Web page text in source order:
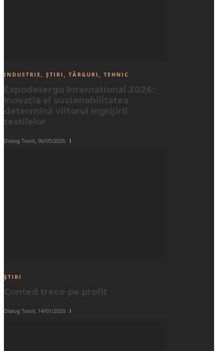
INDUSTRIE ȘTIRI TÂRGURI TEHNIC
Expodetergo International 2026:
Inovația și sustenabilitatea
determină viitorul îngrijirii
textilelor
Dialog Textil 06/05/2026
ȘTIRI
Conted trece pe profit
Dialog Textil, 14/01/2020